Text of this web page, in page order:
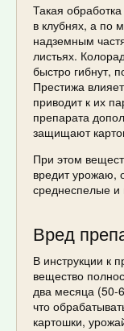
Такая
в клубнях, а по
надземным
листьях.
быстро гибнут,
Престижа
приводит к их
препарата
защищают
При этом
вредит урожаю,
среднеспелые и
Вред
В инструкции к
вещество
два месяца (50-
что
картошки,